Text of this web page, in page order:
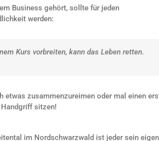
Business gehört, sollte für jeden
werden:
Kurs vorbreiten, kann das Leben retten.
etwas zusammenzureimen oder mal einen
sitzen!
im Nordschwarzwald ist jeder sein